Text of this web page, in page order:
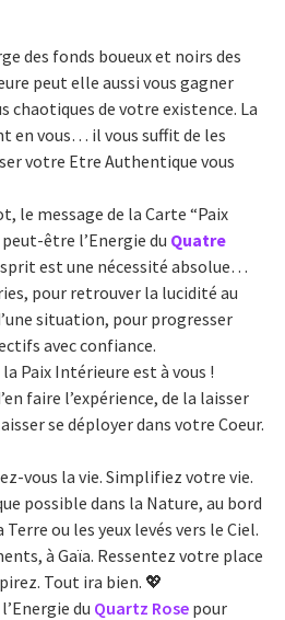
des fonds boueux et noirs des
peut elle aussi vous gagner
chaotiques de votre existence. La
en vous… il vous suffit de les
votre Etre Authentique vous
le message de la Carte “Paix
être l’Energie du Quatre
est une nécessité absolue…
pour retrouver la lucidité au
situation, pour progresser
avec confiance.
Paix Intérieure est à vous !
faire l’expérience, de la laisser
se déployer dans votre Coeur.
vous la vie. Simplifiez votre vie.
possible dans la Nature, au bord
Terre ou les yeux levés vers le Ciel.
à Gaïa. Ressentez votre place
Tout ira bien. 💖
du Quartz Rose pour